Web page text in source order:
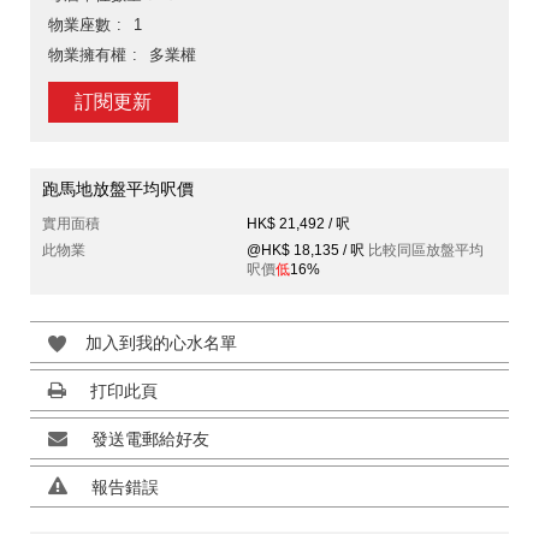
物業座數
1
物業擁有權
多業權
訂閱更新
跑馬地放盤平均呎價
實用面積
HK$ 21,492 / 呎
此物業
@HK$ 18,135 / 呎 比較同區放盤平均
呎價低16%
加入到我的心水名單
打印此頁
發送電郵給好友
報告錯誤